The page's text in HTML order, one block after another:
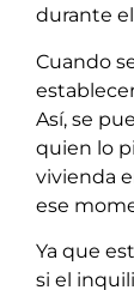
durante
Cuando
Así, se
quien lo
vivienda
ese
Ya que
si el